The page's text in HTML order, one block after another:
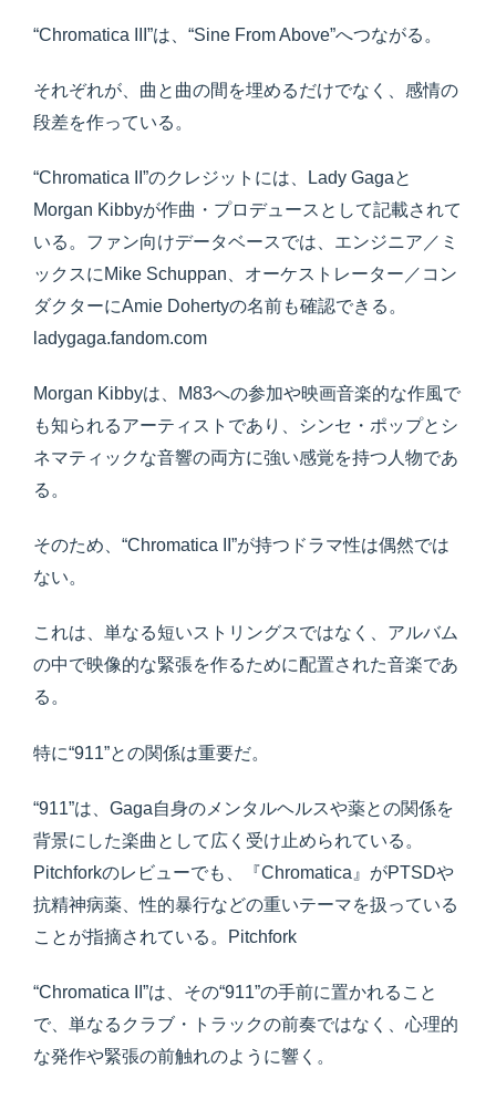
“Chromatica III”は、“Sine From Above”へつながる。
それぞれが、曲と曲の間を埋めるだけでなく、感情の
段差を作っている。
“Chromatica II”のクレジットには、Lady Gagaと
Morgan Kibbyが作曲・プロデュースとして記載されて
いる。ファン向けデータベースでは、エンジニア／ミ
ックスにMike Schuppan、オーケストレーター／コン
ダクターにAmie Dohertyの名前も確認できる。
ladygaga.fandom.com
Morgan Kibbyは、M83への参加や映画音楽的な作風で
も知られるアーティストであり、シンセ・ポップとシ
ネマティックな音響の両方に強い感覚を持つ人物であ
る。
そのため、“Chromatica II”が持つドラマ性は偶然では
ない。
これは、単なる短いストリングスではなく、アルバム
の中で映像的な緊張を作るために配置された音楽であ
る。
特に“911”との関係は重要だ。
“911”は、Gaga自身のメンタルヘルスや薬との関係を
背景にした楽曲として広く受け止められている。
Pitchforkのレビューでも、『Chromatica』がPTSDや
抗精神病薬、性的暴行などの重いテーマを扱っている
ことが指摘されている。Pitchfork
“Chromatica II”は、その“911”の手前に置かれること
で、単なるクラブ・トラックの前奏ではなく、心理的
な発作や緊張の前触れのように響く。